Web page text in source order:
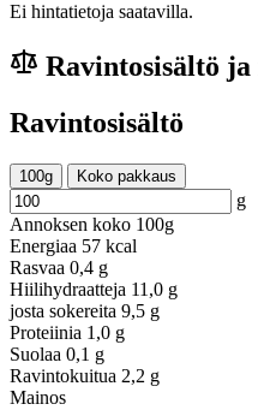
Ei hintatietoja saatavilla.
Ravintosisältö
Ravintosisältö
100g Koko pakkaus
g
Annoksen koko 100g
Energiaa 57 kcal
Rasvaa 0,4 g
Hiilihydraatteja 11,0 g
josta sokereita 9,5 g
Proteiinia 1,0 g
Suolaa 0,1 g
Ravintokuitua 2,2 g
Mainos